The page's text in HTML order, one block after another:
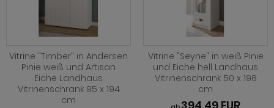
Vitrine "Timber" in Andersen
Pinie weiß und Artisan
Eiche Landhaus
Vitrinenschrank 95 x 194
cm
Vitrine "Seyne" in weiß Pinie
und Eiche hell Landhaus
Vitrinenschrank 50 x 198
cm
Stove weiß Pinie
Sunroof
Timber
Tomaso
Scandik
Seyne
Stove Old Style hell